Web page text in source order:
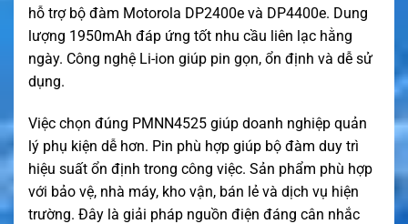
hỗ trợ bộ đàm Motorola DP2400e và DP4400e. Dung
lượng 1950mAh đáp ứng tốt nhu cầu liên lạc hằng
ngày. Công nghệ Li-ion giúp pin gọn, ổn định và dễ sử
dụng.
Việc chọn đúng PMNN4525 giúp doanh nghiệp quản
lý phụ kiện dễ hơn. Pin phù hợp giúp bộ đàm duy trì
hiệu suất ổn định trong công việc. Sản phẩm phù hợp
với bảo vệ, nhà máy, kho vận, bán lẻ và dịch vụ hiện
trường. Đây là giải pháp nguồn điện đáng cân nhắc